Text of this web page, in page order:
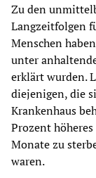
Zu den
Langzeitfolgen
Menschen
unter
erklärt wurden.
diejenigen, die
Krankenhaus
Prozent
Monate zu
waren.